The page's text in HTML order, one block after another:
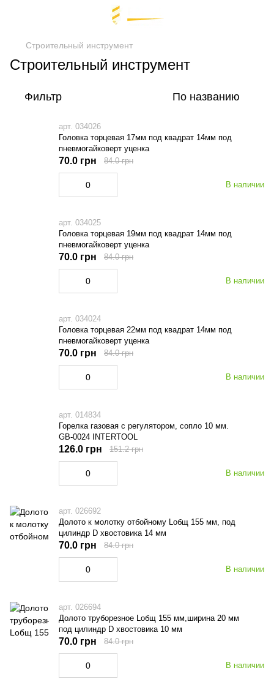
Строительный инструмент
Строительный инструмент
Фильтр По названию
арт. 034026
Головка торцевая 17мм под квадрат 14мм под
пневмогайковерт уценка
В наличии
70.0 грн 84.0 грн
арт. 034025
Головка торцевая 19мм под квадрат 14мм под
пневмогайковерт уценка
В наличии
70.0 грн 84.0 грн
арт. 034024
Головка торцевая 22мм под квадрат 14мм под
пневмогайковерт уценка
В наличии
70.0 грн 84.0 грн
арт. 014834
Горелка газовая с регулятором, сопло 10 мм.
GB-0024 INTERTOOL
В наличии
126.0 грн 151.2 грн
арт. 026692
Долото к молотку отбойному Lобщ 155 мм, под
цилиндр D хвостовика 14 мм
В наличии
70.0 грн 84.0 грн
арт. 026694
Долото труборезное Lобщ 155 мм,ширина 20 мм
под цилиндр D хвостовика 10 мм
В наличии
70.0 грн 84.0 грн